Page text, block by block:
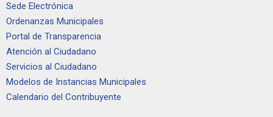
Sede Electrónica
Ordenanzas Municipales
Portal de Transparencia
Atención al Ciudadano
Servicios al Ciudadano
Modelos de Instancias Municipales
Calendario del Contribuyente